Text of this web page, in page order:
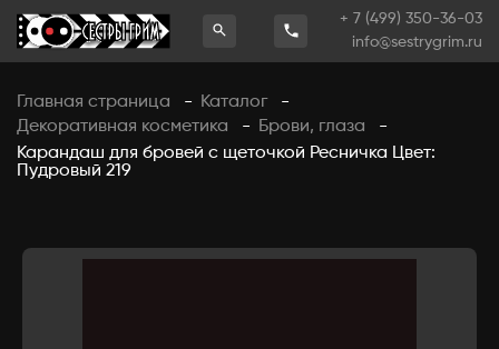
+ 7 (499) 350-36-03
info@sestrygrim.ru
Главная страница - Каталог
-
Декоративная косметика
- Брови, глаза
-
Карандаш для бровей с щеточкой Ресничка Цвет:
Пудровый 219